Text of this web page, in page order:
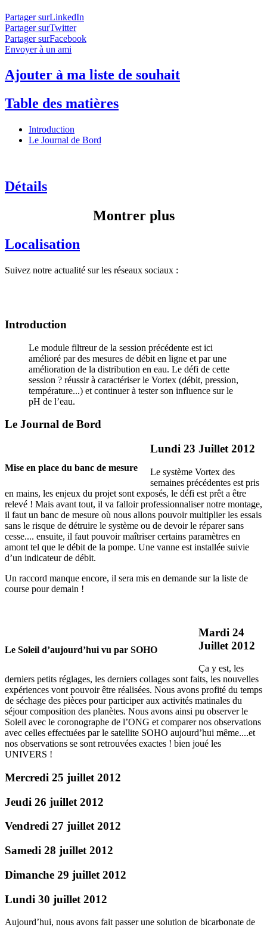
Partager surLinkedIn
Partager surTwitter
Partager surFacebook
Envoyer à un ami
Ajouter à ma liste de souhait
Table des matières
Introduction
Le Journal de Bord
Détails
Montrer plus
Localisation
Suivez notre actualité sur les réseaux sociaux :
Introduction
Le module filtreur de la session précédente est ici
amélioré par des mesures de débit en ligne et par une
amélioration de la distribution en eau. Le défi de cette
session ? réussir à caractériser le Vortex (débit, pression,
température...) et continuer à tester son influence sur le
pH de l’eau.
Le Journal de Bord
Mise en place du banc de mesure
Lundi 23 Juillet 2012
Le système Vortex des
semaines précédentes est pris
en mains, les enjeux du projet sont exposés, le défi est prêt a être
relevé ! Mais avant tout, il va falloir professionnaliser notre montage,
il faut un banc de mesure où nous allons pouvoir multiplier les essais
sans le risque de détruire le système ou de devoir le réparer sans
cesse.... ensuite, il faut pouvoir maîtriser certains paramètres en
amont tel que le débit de la pompe. Une vanne est installée suivie
d’un indicateur de débit.
Un raccord manque encore, il sera mis en demande sur la liste de
course pour demain !
Le Soleil d’aujourd’hui vu par SOHO
Mardi 24
Juillet 2012
Ça y est, les
derniers petits réglages, les derniers collages sont faits, les nouvelles
expériences vont pouvoir être réalisées. Nous avons profité du temps
de séchage des pièces pour participer aux activités matinales du
séjour composition des planètes. Nous avons ainsi pu observer le
Soleil avec le coronographe de l’ONG et comparer nos observations
avec celles effectuées par le satellite SOHO aujourd’hui même....et
nos observations se sont retrouvées exactes ! bien joué les
UNIVERS !
Mercredi 25 juillet 2012
Jeudi 26 juillet 2012
Vendredi 27 juillet 2012
Samedi 28 juillet 2012
Dimanche 29 juillet 2012
Lundi 30 juillet 2012
Aujourd’hui, nous avons fait passer une solution de bicarbonate de